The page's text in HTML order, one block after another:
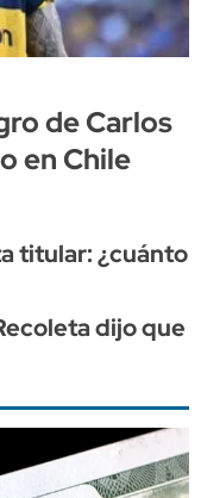
de Carlos
en Chile
titular: ¿cuánto
dijo que